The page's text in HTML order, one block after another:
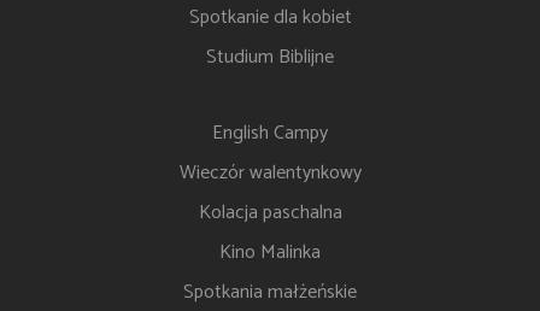
Spotkanie dla kobiet
Studium Biblijne
English Campy
Wieczór walentynkowy
Kolacja paschalna
Kino Malinka
Spotkania małżeńskie